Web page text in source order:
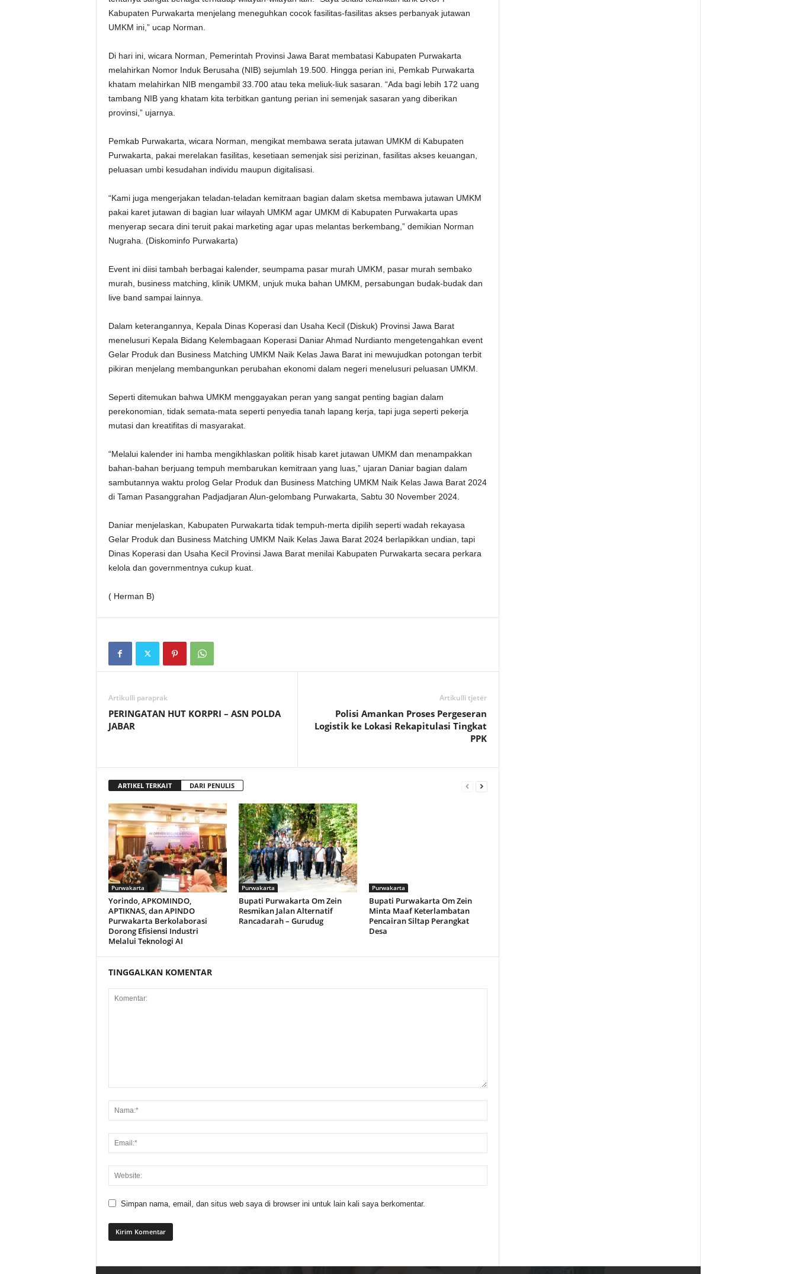
Kabupaten Purwakarta menjelang meneguhkan cocok fasilitas-fasilitas akses perbanyak jutawan
UMKM ini,” ucap Norman.
Di hari ini, wicara Norman, Pemerintah Provinsi Jawa Barat membatasi Kabupaten Purwakarta
melahirkan Nomor Induk Berusaha (NIB) sejumlah 19.500. Hingga perian ini, Pemkab Purwakarta
khatam melahirkan NIB mengambil 33.700 atau teka meliuk-liuk sasaran. “Ada bagi lebih 172 uang
tambang NIB yang khatam kita terbitkan gantung perian ini semenjak sasaran yang diberikan
provinsi,” ujarnya.
Pemkab Purwakarta, wicara Norman, mengikat membawa serata jutawan UMKM di Kabupaten
Purwakarta, pakai merelakan fasilitas, kesetiaan semenjak sisi perizinan, fasilitas akses keuangan,
peluasan umbi kesudahan individu maupun digitalisasi.
“Kami juga mengerjakan teladan-teladan kemitraan bagian dalam sketsa membawa jutawan UMKM
pakai karet jutawan di bagian luar wilayah UMKM agar UMKM di Kabupaten Purwakarta upas
menyerap secara dini teruit pakai marketing agar upas melantas berkembang,” demikian Norman
Nugraha. (Diskominfo Purwakarta)
Event ini diisi tambah berbagai kalender, seumpama pasar murah UMKM, pasar murah sembako
murah, business matching, klinik UMKM, unjuk muka bahan UMKM, persabungan budak-budak dan
live band sampai lainnya.
Dalam keterangannya, Kepala Dinas Koperasi dan Usaha Kecil (Diskuk) Provinsi Jawa Barat
menelusuri Kepala Bidang Kelembagaan Koperasi Daniar Ahmad Nurdianto mengetengahkan event
Gelar Produk dan Business Matching UMKM Naik Kelas Jawa Barat ini mewujudkan potongan terbit
pikiran menjelang membangunkan perubahan ekonomi dalam negeri menelusuri peluasan UMKM.
Seperti ditemukan bahwa UMKM menggayakan peran yang sangat penting bagian dalam
perekonomian, tidak semata-mata seperti penyedia tanah lapang kerja, tapi juga seperti pekerja
mutasi dan kreatifitas di masyarakat.
“Melalui kalender ini hamba mengikhlaskan politik hisab karet jutawan UMKM dan menampakkan
bahan-bahan berjuang tempuh membarukan kemitraan yang luas,” ujaran Daniar bagian dalam
sambutannya waktu prolog Gelar Produk dan Business Matching UMKM Naik Kelas Jawa Barat 2024
di Taman Pasanggrahan Padjadjaran Alun-gelombang Purwakarta, Sabtu 30 November 2024.
Daniar menjelaskan, Kabupaten Purwakarta tidak tempuh-merta dipilih seperti wadah rekayasa
Gelar Produk dan Business Matching UMKM Naik Kelas Jawa Barat 2024 berlapikkan undian, tapi
Dinas Koperasi dan Usaha Kecil Provinsi Jawa Barat menilai Kabupaten Purwakarta secara perkara
kelola dan governmentnya cukup kuat.
( Herman B)
Artikulli paraprak
PERINGATAN HUT KORPRI – ASN POLDA
JABAR
Artikulli tjetër
Polisi Amankan Proses Pergeseran
Logistik ke Lokasi Rekapitulasi Tingkat
PPK
ARTIKEL TERKAIT DARI PENULIS
Purwakarta
Yorindo, APKOMINDO,
APTIKNAS, dan APINDO
Purwakarta Berkolaborasi
Dorong Efisiensi Industri
Melalui Teknologi AI
Purwakarta
Bupati Purwakarta Om Zein
Resmikan Jalan Alternatif
Rancadarah – Gurudug
Purwakarta
Bupati Purwakarta Om Zein
Minta Maaf Keterlambatan
Pencairan Siltap Perangkat
Desa
TINGGALKAN KOMENTAR
Simpan nama, email, dan situs web saya di browser ini untuk lain kali saya berkomentar.